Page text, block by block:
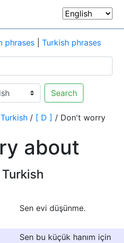
phrases Turkish phrases
Search
/ [ D ] / Don't worry
about
Sen evi düşünme.
Sen bu küçük hanım için